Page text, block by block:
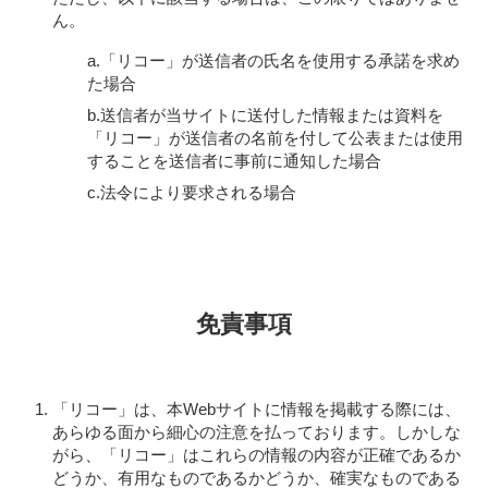
ん。
a.「リコー」が送信者の氏名を使用する承諾を求め
た場合
b.送信者が当サイトに送付した情報または資料を
「リコー」が送信者の名前を付して公表または使用
することを送信者に事前に通知した場合
c.法令により要求される場合
免責事項
「リコー」は、本Webサイトに情報を掲載する際には、
あらゆる面から細心の注意を払っております。しかしな
がら、「リコー」はこれらの情報の内容が正確であるか
どうか、有用なものであるかどうか、確実なものである